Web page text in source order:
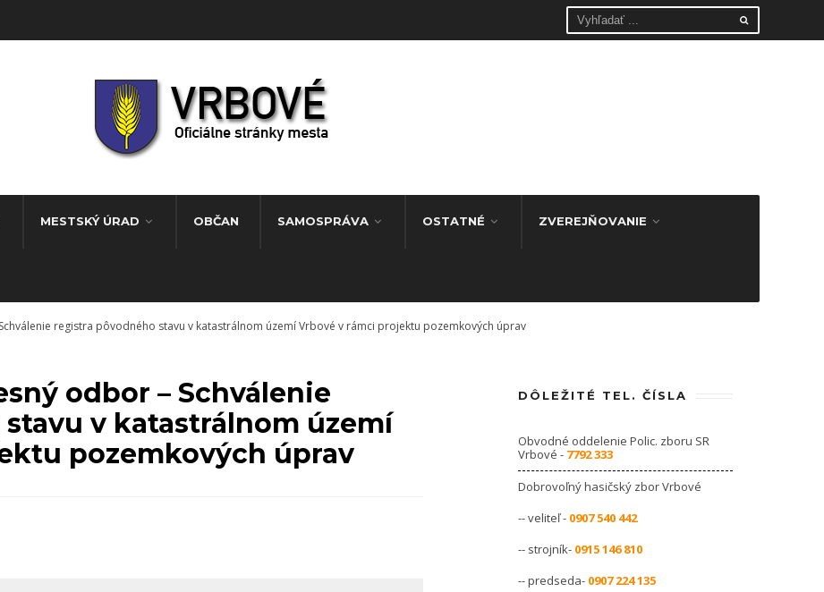
MESTSKÝ ÚRAD OBČAN SAMOSPRÁVA OSTATNÉ ZVEREJŇOVANIE
registra pôvodného stavu v katastrálnom území Vrbové v rámci projektu pozemkových úprav
odbor – Schválenie
v katastrálnom území
pozemkových úprav
DÔLEŽITÉ TEL. ČÍSLA
Obvodné oddelenie Polic. zboru SR
Vrbové - 7792 333
Dobrovoľný hasičský zbor Vrbové
-- veliteľ - 0907 540 442
-- strojník- 0915 146 810
-- predseda- 0907 224 135